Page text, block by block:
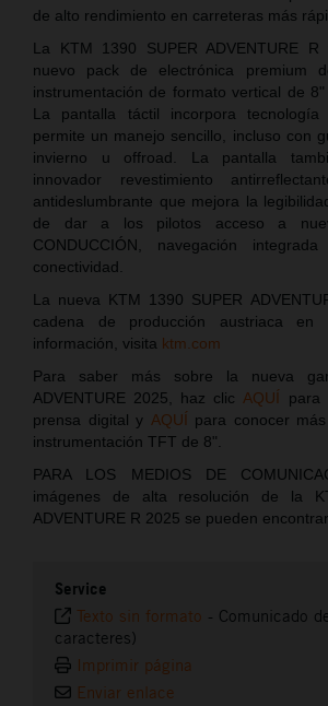
de alto rendimiento en carreteras más
La KTM 1390 SUPER ADVENTURE
nuevo pack de electrónica premium
instrumentación de formato vertical de 8"
La pantalla táctil incorpora
permite un manejo sencillo, incluso con
invierno u offroad. La pantalla
innovador revestimiento
antideslumbrante que mejora la
de dar a los pilotos acceso a
CONDUCCIÓN, navegación
conectividad.
La nueva KTM 1390 SUPER
cadena de producción austriaca en
información, visita ktm.com
Para saber más sobre la nueva
ADVENTURE 2025, haz clic AQUÍ
para
prensa digital y AQUÍ para conocer
instrumentación TFT de 8".
PARA LOS MEDIOS DE
imágenes de alta resolución de la
ADVENTURE R 2025 se pueden encontrar
Service
Texto sin formato - Comunicado
caracteres)
Imprimir página
Enviar enlace